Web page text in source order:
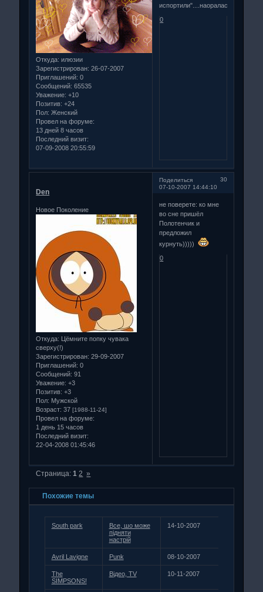
Откуда: илюзии
Зарегистрирован: 26-07-2007
Приглашений: 0
Сообщений: 65535
Уважение: +10
Позитив: +24
Пол: Женский
Провел на форуме:
13 дней 8 часов
Последний визит:
07-09-2008 20:55:59
испортили"....наоралась)
0
Поделиться
30
07-10-2007 14:44:10
Den
Новое Поколение
Откуда: Цёмните попку чувака
сверху(!)
Зарегистрирован: 29-09-2007
Приглашений: 0
Сообщений: 91
Уважение: +3
Позитив: +3
Пол: Мужской
Возраст: 37[1988-11-24]
Провел на форуме:
1 день 15 часов
Последний визит:
22-04-2008 01:45:46
не поверете: ко мне
во сне пришёл
Полотенчик и
предложил
курнуть)))))
0
Страница: 1 2 »
Похожие темы
South park
Все, шо може
підняти
настрій
14-10-2007
Avril Lavigne Punk 08-10-2007
The
SIMPSONS!
Відео, TV 10-11-2007